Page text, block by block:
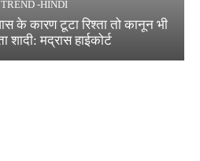
-HINDI
के कारण टूटा रिश्ता तो कानून भी
शादी: मद्रास हाईकोर्ट